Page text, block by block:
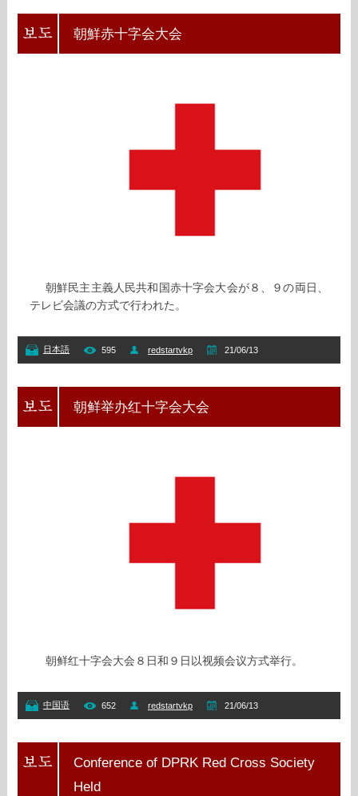
朝鮮赤十字会大会
朝鮮民主主義人民共和国赤十字会大会が８、９の両日、
テレビ会議の方式で行われた。
日本語 595 redstartvkp 21/06/13
朝鲜举办红十字会大会
朝鲜红十字会大会８日和９日以视频会议方式举行。
中国语 652 redstartvkp 21/06/13
Conference of DPRK Red Cross Society
Held